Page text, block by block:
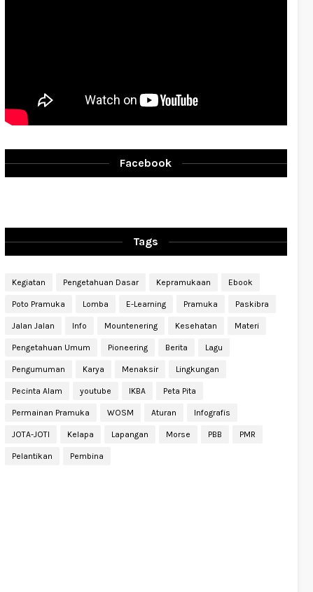
Facebook
Tags
Kegiatan Pengetahuan Dasar Kepramukaan Ebook
Poto Pramuka Lomba E-Learning Pramuka Paskibra
Jalan Jalan Info Mountenering Kesehatan Materi
Pengetahuan Umum Pioneering Berita Lagu
Pengumuman Karya Menaksir Lingkungan
Pecinta Alam youtube IKBA Peta Pita
Permainan Pramuka WOSM Aturan Infografis
JOTA-JOTI Kelapa Lapangan Morse PBB PMR
Pelantikan Pembina